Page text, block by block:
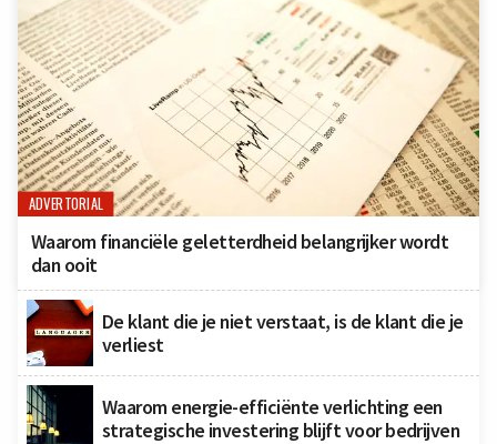
ADVERTORIAL
Waarom financiële geletterdheid belangrijker wordt
dan ooit
De klant die je niet verstaat, is de klant die je
verliest
Waarom energie-efficiënte verlichting een
strategische investering blijft voor bedrijven